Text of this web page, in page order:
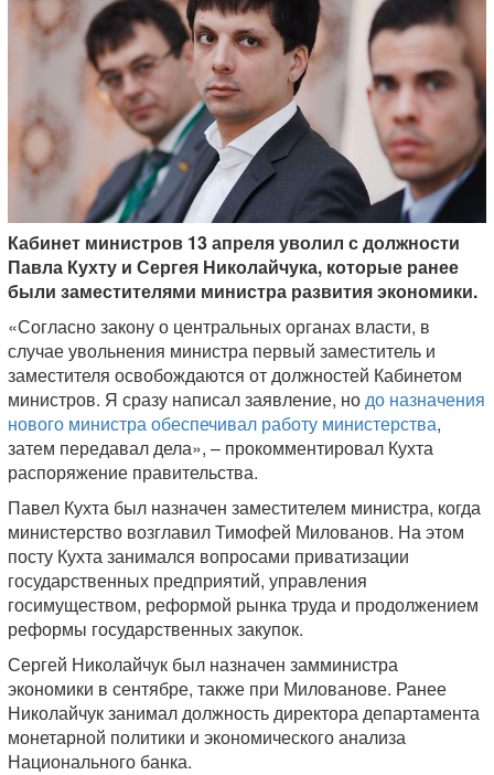
Кабинет министров 13 апреля уволил с должности
Павла Кухту и Сергея Николайчука, которые ранее
были заместителями министра развития экономики.
«Согласно закону о центральных органах власти, в
случае увольнения министра первый заместитель и
заместителя освобождаются от должностей Кабинетом
министров. Я сразу написал заявление, нодо назначения
нового министра обеспечивал работу министерства,
затем передавал дела», – прокомментировал Кухта
распоряжение правительства.
Павел Кухта был назначен заместителем министра, когда
министерство возглавил Тимофей Милованов. На этом
посту Кухта занимался вопросами приватизации
государственных предприятий, управления
госимуществом, реформой рынка труда и продолжением
реформы государственных закупок.
Сергей Николайчук был назначен замминистра
экономики в сентябре, также при Милованове. Ранее
Николайчук занимал должность директора департамента
монетарной политики и экономического анализа
Национального банка.